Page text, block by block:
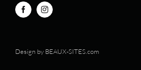
Design by BEAUX-SITES.com